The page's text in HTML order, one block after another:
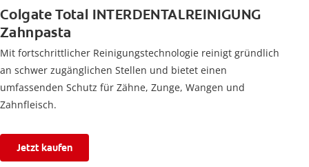
Colgate Total INTERDENTALREINIGUNG
Zahnpasta
Mit fortschrittlicher Reinigungstechnologie reinigt gründlich
an schwer zugänglichen Stellen und bietet einen
umfassenden Schutz für Zähne, Zunge, Wangen und
Zahnfleisch.
Jetzt kaufen